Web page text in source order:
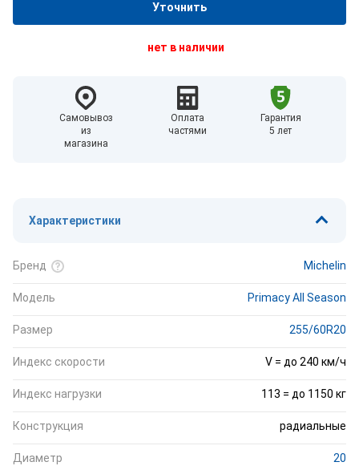
Уточнить
нет в наличии
Самовывоз
из
магазина
Оплата
частями
Гарантия
5 лет
Характеристики
Бренд Michelin
Модель Primacy All Season
Размер 255/60R20
Индекс скорости V = до 240 км/ч
Индекс нагрузки 113 = до 1150 кг
Конструкция радиальные
Диаметр 20